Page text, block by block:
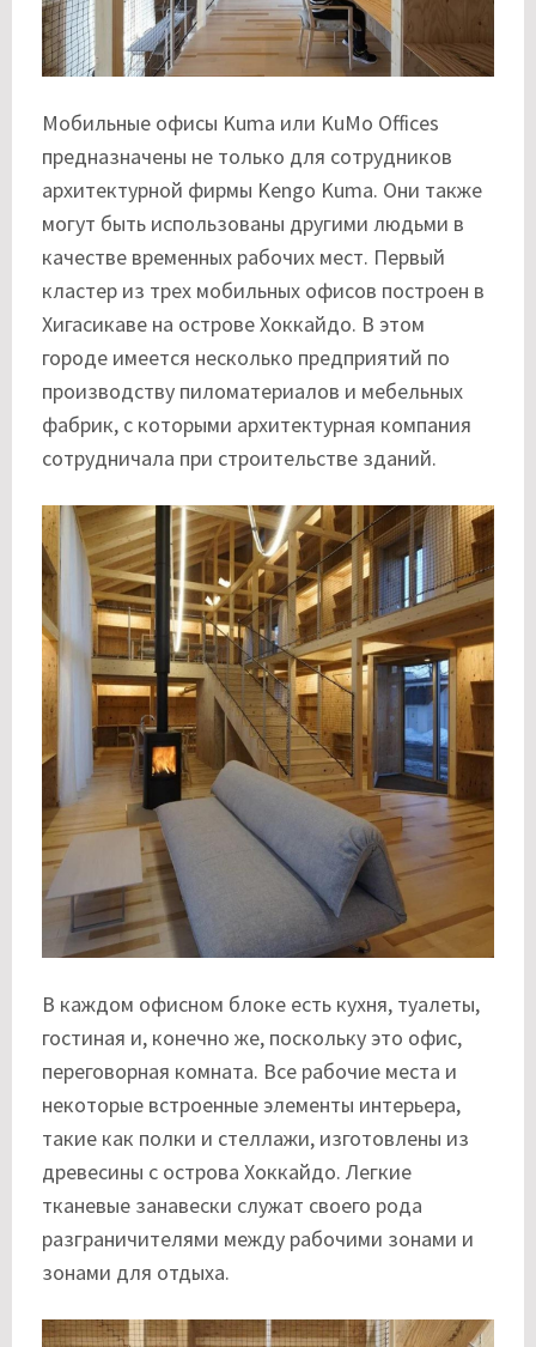
Мобильные офисы Kuma или KuMo Offices
предназначены не только для сотрудников
архитектурной фирмы Kengo Kuma. Они также
могут быть использованы другими людьми в
качестве временных рабочих мест. Первый
кластер из трех мобильных офисов построен в
Хигасикаве на острове Хоккайдо. В этом
городе имеется несколько предприятий по
производству пиломатериалов и мебельных
фабрик, с которыми архитектурная компания
сотрудничала при строительстве зданий.
В каждом офисном блоке есть кухня, туалеты,
гостиная и, конечно же, поскольку это офис,
переговорная комната. Все рабочие места и
некоторые встроенные элементы интерьера,
такие как полки и стеллажи, изготовлены из
древесины с острова Хоккайдо. Легкие
тканевые занавески служат своего рода
разграничителями между рабочими зонами и
зонами для отдыха.